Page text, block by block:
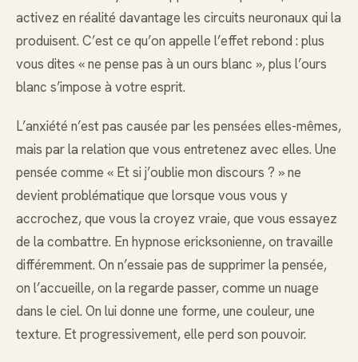
activez en réalité davantage les circuits neuronaux qui la
produisent. C’est ce qu’on appelle l’effet rebond : plus
vous dites « ne pense pas à un ours blanc », plus l’ours
blanc s’impose à votre esprit.
L’anxiété n’est pas causée par les pensées elles-mêmes,
mais par la relation que vous entretenez avec elles. Une
pensée comme « Et si j’oublie mon discours ? » ne
devient problématique que lorsque vous vous y
accrochez, que vous la croyez vraie, que vous essayez
de la combattre. En hypnose ericksonienne, on travaille
différemment. On n’essaie pas de supprimer la pensée,
on l’accueille, on la regarde passer, comme un nuage
dans le ciel. On lui donne une forme, une couleur, une
texture. Et progressivement, elle perd son pouvoir.